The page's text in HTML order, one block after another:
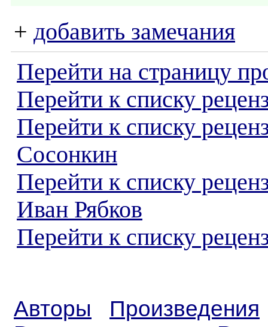
+ добавить замечания
Перейти на страницу
Перейти к списку
Перейти к списку
Сосонкин
Перейти к списку
Иван Рябков
Перейти к списку
Авторы
Произведения